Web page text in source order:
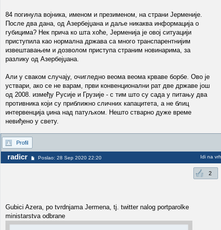
84 погинула војника, именом и презименом, на страни Јерменије.
После два дана, од Азербејџана и даље никаква информација о
губицима? Нек прича ко шта хоће, Јерменија је овој ситуацији
приступила као нормална држава са много транспарентнијим
извештавањем и дозволом приступа страним новинарима, за
разлику од Азербејџана.
Али у сваком случају, очигледно веома веома крваве борбе. Ово је
уствари, ако се не варам, први конвенционални рат две државе још
од 2008. између Русије и Грузије - с тим што су сада у питању два
противника који су приближно сличних капацитета, а не блиц
интервенција џина над патуљком. Нешто стварно дуже време
невиђено у свету.
Profil
radicr Poslao: 28 Sep 2020 22:20 Idi na vrh
2
Gubici Azera, po tvrdnjama Jermena, tj. twitter nalog portparolke
ministarstva odbrane